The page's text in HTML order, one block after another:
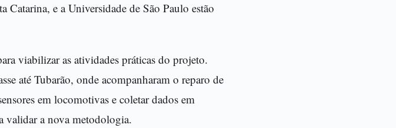
Catarina, e a Universidade de São Paulo estão
viabilizar as atividades práticas do projeto.
até Tubarão, onde acompanharam o reparo de
em locomotivas e coletar dados em
validar a nova metodologia.